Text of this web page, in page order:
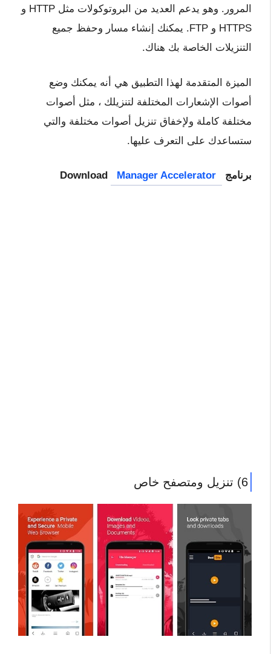
المرور. وهو يدعم العديد من البروتوكولات مثل HTTP و
HTTPS و FTP. يمكنك إنشاء مسار وحفظ جميع
التنزيلات الخاصة بك هناك.
الميزة المتقدمة لهذا التطبيق هي أنه يمكنك وضع
أصوات الإشعارات المختلفة لتنزيلك ، مثل أصوات
مختلفة كاملة ولإخفاق تنزيل أصوات مختلفة والتي
ستساعدك على التعرف عليها.
برنامج Download Manager Accelerator
6) تنزيل ومتصفح خاص